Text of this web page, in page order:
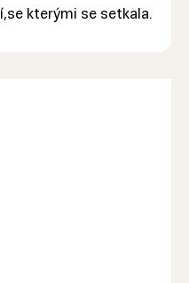
kterými se setkala.